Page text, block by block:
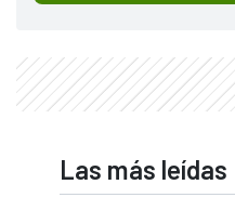
Las más leídas